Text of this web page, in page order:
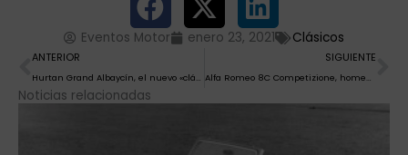
Eventos Motor enero 23, 2021 Clásicos
Ant
ANTERIOR
Hurtan Grand Albaycín, el nuevo «clásico» de origen español
SIGUIENTE
Alfa Romeo 8C Competizione, homenaje a una leyenda
Noticias relacionadas